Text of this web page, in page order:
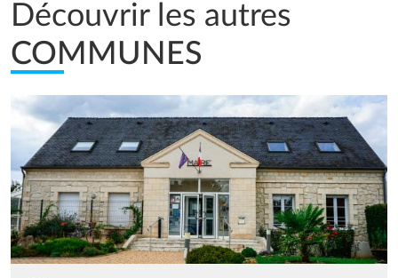
Découvrir les autres
COMMUNES
Image